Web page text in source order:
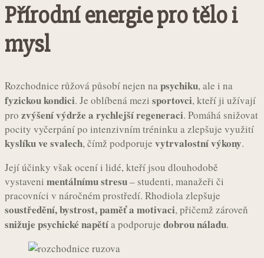
Přírodní energie pro tělo i
mysl
Rozchodnice růžová působí nejen napsychiku, ale i na
fyzickou kondici. Je oblíbená mezi sportovci, kteří ji užívají
pro zvýšení výdrže a rychlejší regeneraci. Pomáhá snižovat
pocity vyčerpání po intenzivním tréninku a zlepšuje využití
kyslíku ve svalech, čímž podporuje vytrvalostní výkony.
Její účinky však ocení i lidé, kteří jsou dlouhodobě
vystaveni mentálnímu stresu– studenti, manažeři či
pracovníci v náročném prostředí. Rhodiola zlepšuje
soustředění, bystrost, paměť a motivaci, přičemž zároveň
snižuje psychické napětía podporuje dobrou náladu.